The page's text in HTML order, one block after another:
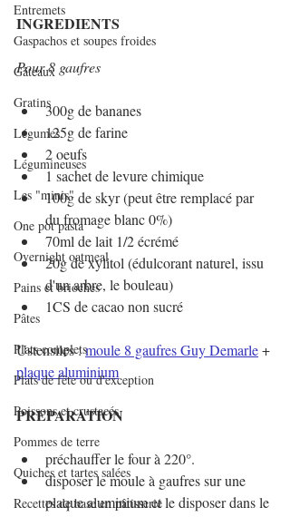
Entremets
Gaspachos et soupes froides
Gâteaux
Gratins
Légumes
Légumineuses
Les "minis"
One pot pasta
Overnight oatmeal
Pains et brioches
Pâtes
Plats complets
Plats de fête ou d'exception
Poissons et crustacés
Pommes de terre
Quiches et tartes salées
Recettes de base en pâtisserie
INGREDIENTS
Pour 8 gaufres
300g de bananes
125g de farine
2 oeufs
1 sachet de levure chimique
100g de skyr (peut être remplacé par
du fromage blanc 0%)
70ml de lait 1/2 écrémé
20g de xylitol (édulcorant naturel, issu
d'un arbre, le bouleau)
1CS de cacao non sucré
Ustensiles : moule 8 gaufres Guy Demarle +
plaque aluminium
PREPARATION
préchauffer le four à 220°.
disposer le moule à gaufres sur une
plaque aluminium et le disposer dans le